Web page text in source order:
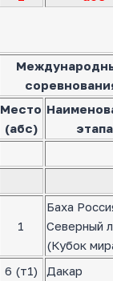
Место
(абс)
этапа
1
Баха
Северный
(Кубок
6 (т1)
Дакар